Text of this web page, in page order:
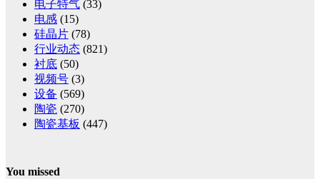
电子特气 (33)
电感 (15)
硅晶片 (78)
行业动态 (821)
衬底 (50)
视频号 (3)
设备 (569)
陶瓷 (270)
陶瓷基板 (447)
You missed